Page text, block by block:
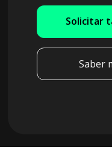
Solicitar
Saber